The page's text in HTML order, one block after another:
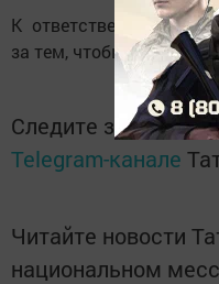
К ответственности
за тем, чтобы
Следите за самым
Telegram-канале
Читайте новости
национальном